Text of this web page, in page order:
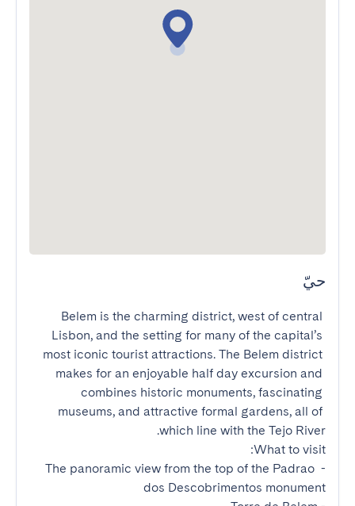
حيّ
Belem is the charming district, west of central
Lisbon, and the setting for many of the capital’s
most iconic tourist attractions. The Belem district
makes for an enjoyable half day excursion and
combines historic monuments, fascinating
museums, and attractive formal gardens, all of
- The panoramic view from the top of the Padrao